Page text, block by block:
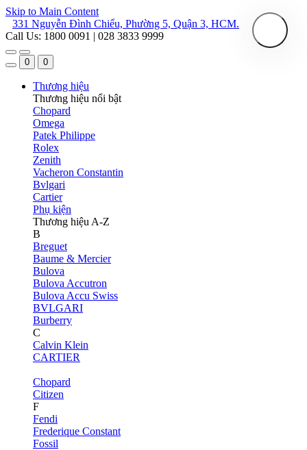
Skip to Main Content
331 Nguyễn Đình Chiểu, Phường 5, Quận 3, HCM.
Call Us: 1800 0091 | 028 3833 9999
0 0
Thương hiệu
Thương hiệu nổi bật
Chopard
Omega
Patek Philippe
Rolex
Zenith
Vacheron Constantin
Bvlgari
Cartier
Phụ kiện
Thương hiệu A-Z
B
Breguet
Baume & Mercier
Bulova
Bulova Accutron
Bulova Accu Swiss
BVLGARI
Burberry
C
Calvin Klein
CARTIER
Chopard
Citizen
F
Fendi
Frederique Constant
Fossil